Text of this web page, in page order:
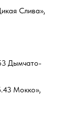
Слива»,
Дымчато-
Мокко»,